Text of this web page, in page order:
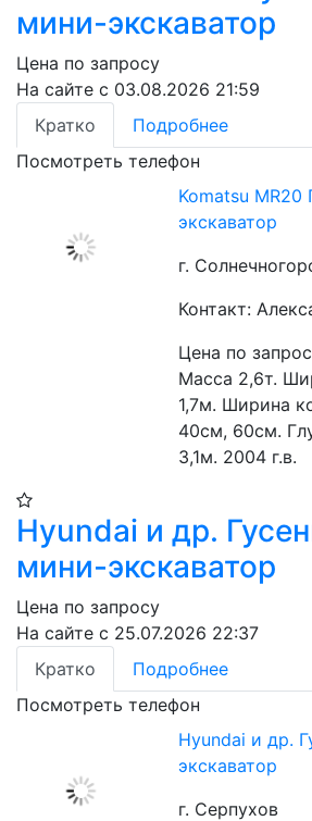
мини-экскаватор
Цена по запросу
На сайте с 03.08.2026 21:59
Кратко
Подробнее
Посмотреть телефон
Komatsu
экскаватор
г.
Контакт:
Цена по
Масса 2,6т.
1,7м. Ширина
40см, 60см.
3,1м. 2004 г.в.
Hyundai и др.
мини-экскаватор
Цена по запросу
На сайте с 25.07.2026 22:37
Кратко
Подробнее
Посмотреть телефон
Hyundai и др.
экскаватор
г. Серпухов